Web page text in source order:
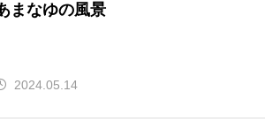
まなゆの風景
2024.05.14